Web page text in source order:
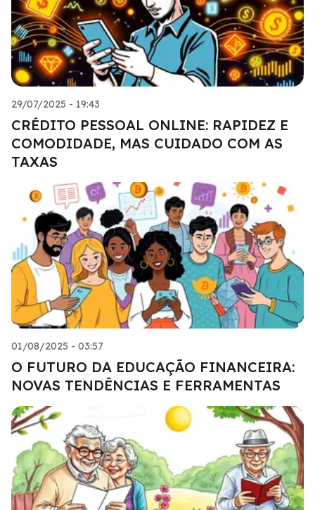
29/07/2025 - 19:43
CRÉDITO PESSOAL ONLINE: RAPIDEZ E
COMODIDADE, MAS CUIDADO COM AS
TAXAS
01/08/2025 - 03:57
O FUTURO DA EDUCAÇÃO FINANCEIRA:
NOVAS TENDÊNCIAS E FERRAMENTAS